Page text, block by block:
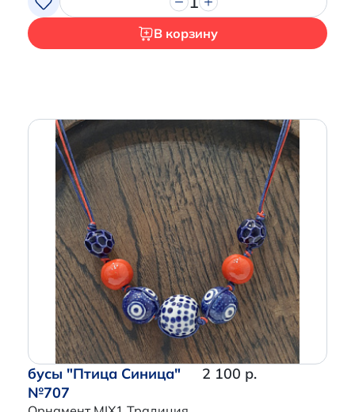
В корзину
бусы "Птица Синица"
№707
2 100 р.